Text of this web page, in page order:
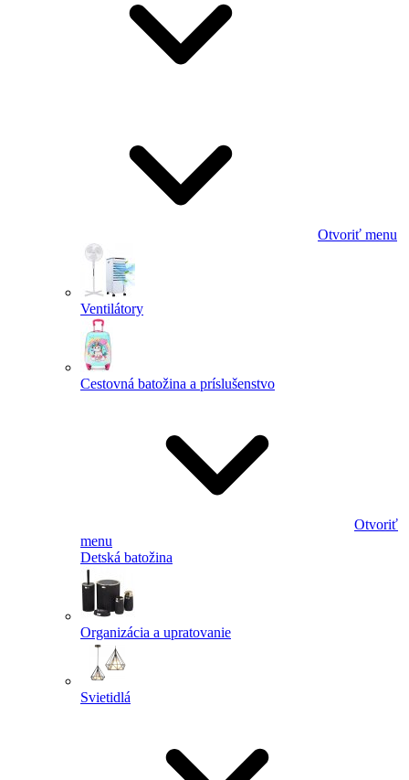
Otvoriť menu
Ventilátory
Cestovná batožina a príslušenstvo
Otvoriť
menu
Detská batožina
Organizácia a upratovanie
Svietidlá